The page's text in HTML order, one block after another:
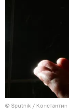
© Sputnik / Константин